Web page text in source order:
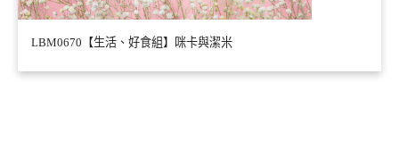
LBM0670【生活、好食組】咪卡與潔米